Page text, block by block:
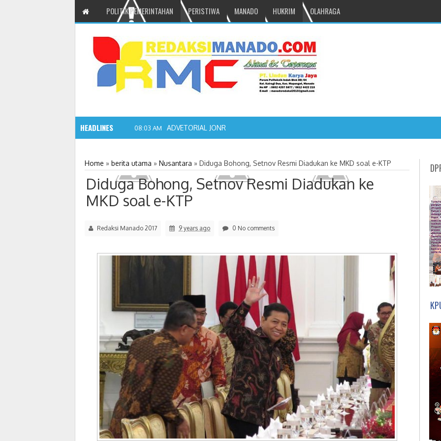
POLITIK PEMERINTAHAN PERISTIWA MANADO HUKRIM OLAHRAGA
HEADLINES 08:03 AM ADVETORIAL JONRU GANTIKAN MONO PIMPIN DPRD TOMOHON
Home » berita utama » Nusantara » Diduga Bohong, Setnov Resmi Diadukan ke MKD soal e-KTP
Diduga Bohong, Setnov Resmi Diadukan ke
MKD soal e-KTP
Redaksi Manado 2017 9 years ago 0 No comments